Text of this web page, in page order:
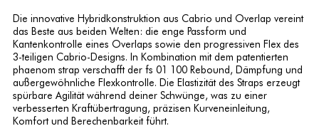
Die innovative Hybridkonstruktion aus Cabrio und Overlap vereint
das Beste aus beiden Welten: die enge Passform und
Kantenkontrolle eines Overlaps sowie den progressiven Flex des
3-teiligen Cabrio-Designs. In Kombination mit dem patentierten
phaenom strap verschafft der fs 01 100 Rebound, Dämpfung und
außergewöhnliche Flexkontrolle. Die Elastizität des Straps erzeugt
spürbare Agilität während deiner Schwünge, was zu einer
verbesserten Kraftübertragung, präzisen Kurveneinleitung,
Komfort und Berechenbarkeit führt.